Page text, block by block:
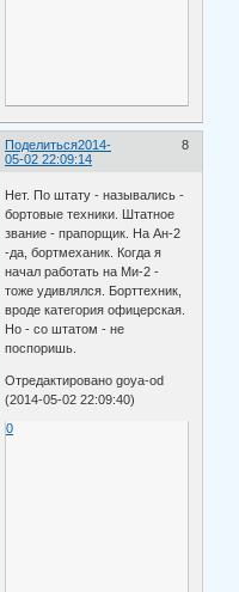
Поделиться 8
2014-
05-02 22:09:14
Нет. По штату - назывались -
бортовые техники. Штатное
звание - прапорщик. На Ан-2
-да, бортмеханик. Когда я
начал работать на Ми-2 -
тоже удивлялся. Борттехник,
вроде категория офицерская.
Но - со штатом - не
поспоришь.
Отредактировано goya-od
(2014-05-02 22:09:40)
0